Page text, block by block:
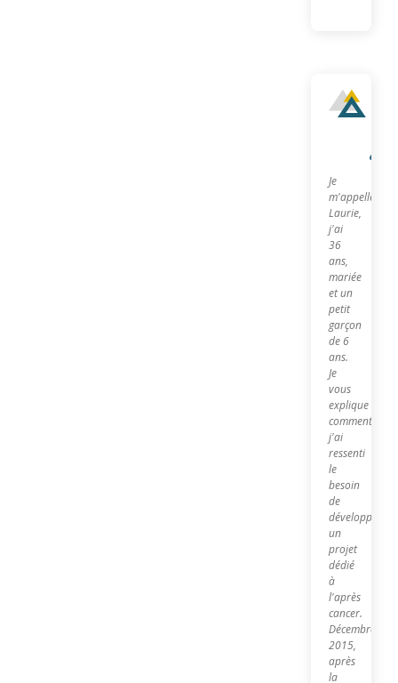
Je
m'appelle
Laurie,
j'ai
36
ans,
mariée
et un
petit
garçon
de 6
ans.
Je
vous
explique
comment
j'ai
ressenti
le
besoin
de
développer
un
projet
dédié
à
l'après
cancer.
Décembre
2015,
après
la